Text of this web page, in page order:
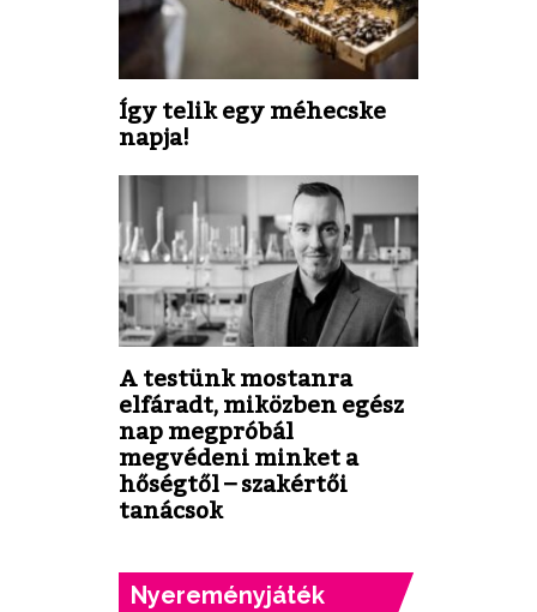
Így telik egy méhecske
napja!
A testünk mostanra
elfáradt, miközben egész
nap megpróbál
megvédeni minket a
hőségtől – szakértői
tanácsok
Nyereményjáték